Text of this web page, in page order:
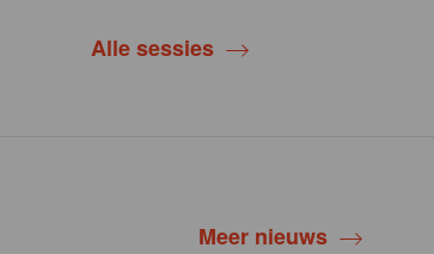
Alle sessies
Meer nieuws